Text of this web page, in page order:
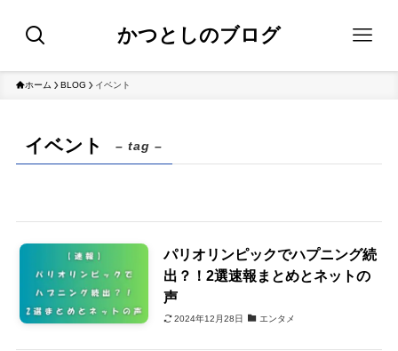
かつとしのブログ
ホーム BLOG イベント
イベント – tag –
パリオリンピックでハプニング続
出？！2選速報まとめとネットの
声
2024年12月28日 エンタメ